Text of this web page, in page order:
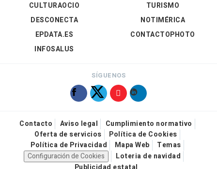
CULTURAOCIO
DESCONECTA
EPDATA.ES
INFOSALUS
TURISMO
NOTIMÉRICA
CONTACTOPHOTO
SÍGUENOS
Contacto Aviso legal
Cumplimiento normativo
Oferta de servicios
Política de Cookies
Política de Privacidad
Mapa Web
Temas
Configuración de Cookies
Loteria de navidad